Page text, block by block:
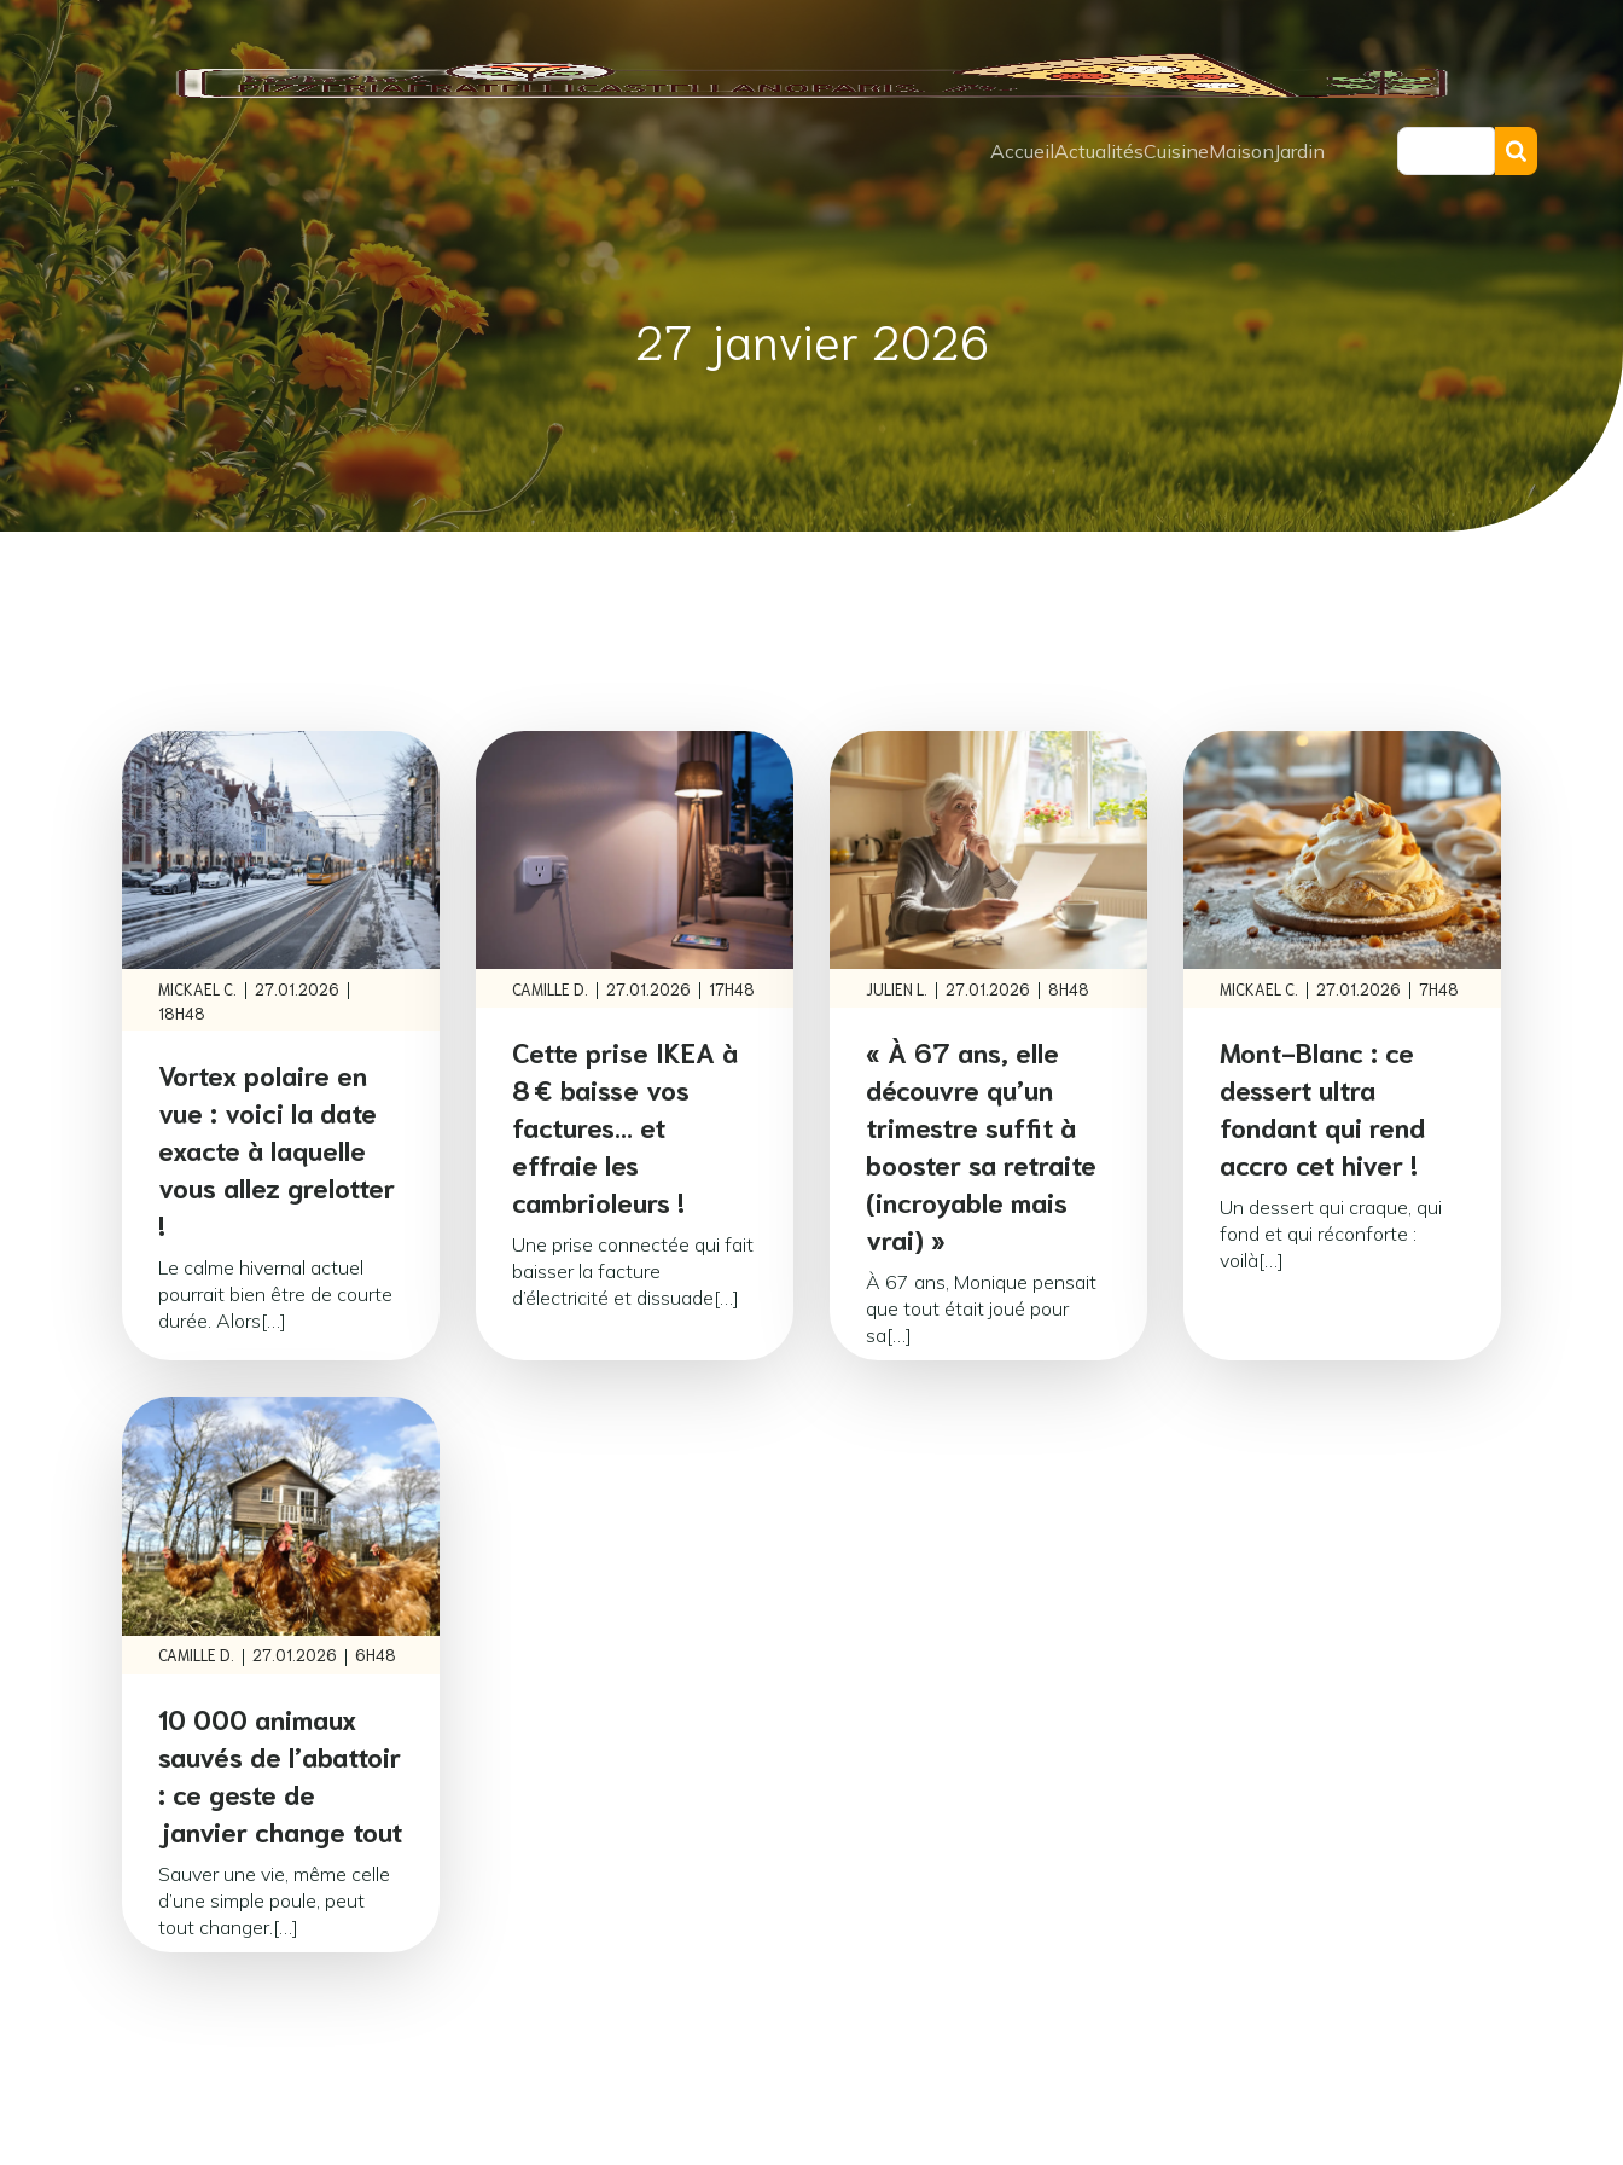
AccueilActualitésCuisineMaisonJardin
27 janvier 2026
MICKAEL C. | 27.01.2026 |
18H48
Vortex polaire en
vue : voici la date
exacte à laquelle
vous allez grelotter
!
Le calme hivernal actuel
pourrait bien être de courte
durée. Alors[…]
CAMILLE D. | 27.01.2026 | 17H48
Cette prise IKEA à
8 € baisse vos
factures… et
effraie les
cambrioleurs !
Une prise connectée qui fait
baisser la facture
d’électricité et dissuade[…]
JULIEN L. | 27.01.2026 | 8H48
« À 67 ans, elle
découvre qu’un
trimestre suffit à
booster sa retraite
(incroyable mais
vrai) »
À 67 ans, Monique pensait
que tout était joué pour
sa[…]
MICKAEL C. | 27.01.2026 | 7H48
Mont-Blanc : ce
dessert ultra
fondant qui rend
accro cet hiver !
Un dessert qui craque, qui
fond et qui réconforte :
voilà[…]
CAMILLE D. | 27.01.2026 | 6H48
10 000 animaux
sauvés de l’abattoir
: ce geste de
janvier change tout
Sauver une vie, même celle
d’une simple poule, peut
tout changer.[…]